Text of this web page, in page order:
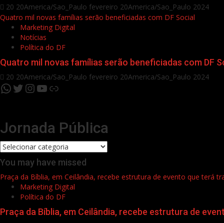
20 20America/Sao_Paulo fevereiro 20America/Sao_Paulo 2024
Quatro mil novas famílias serão beneficiadas com DF Social
Marketing Digital
Notícias
Política do DF
Quatro mil novas famílias serão beneficiadas com DF
20 20America/Sao_Paulo fevereiro 20America/Sao_Paulo 2024
WhatsApp
Twitter
Instagram
YouTube
Link
Jornada Pública
Jornada
Pública
You may have missed
Praça da Bíblia, em Ceilândia, recebe estrutura de evento que terá
Marketing Digital
Política do DF
Praça da Bíblia, em Ceilândia, recebe estrutura de